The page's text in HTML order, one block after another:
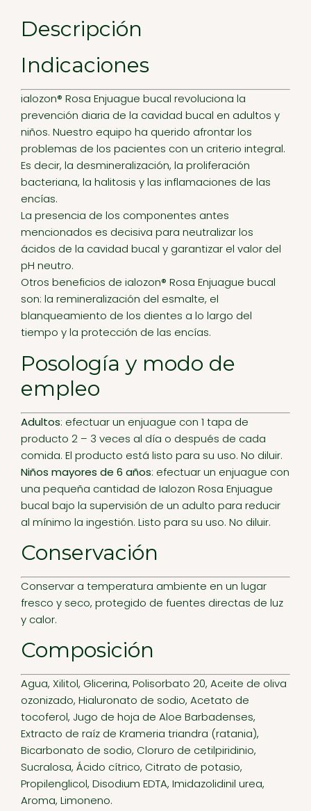
Descripción
Indicaciones
ialozon® Rosa Enjuague bucal revoluciona la
prevención diaria de la cavidad bucal en adultos y
niños. Nuestro equipo ha querido afrontar los
problemas de los pacientes con un criterio integral.
Es decir, la desmineralización, la proliferación
bacteriana, la halitosis y las inflamaciones de las
encías.
La presencia de los componentes antes
mencionados es decisiva para neutralizar los
ácidos de la cavidad bucal y garantizar el valor del
pH neutro.
Otros beneficios de ialozon® Rosa Enjuague bucal
son: la remineralización del esmalte, el
blanqueamiento de los dientes a lo largo del
tiempo y la protección de las encías.
Posología y modo de
empleo
Adultos: efectuar un enjuague con 1 tapa de
producto 2 – 3 veces al día o después de cada
comida. El producto está listo para su uso. No diluir.
Niños mayores de 6 años: efectuar un enjuague con
una pequeña cantidad de Ialozon Rosa Enjuague
bucal bajo la supervisión de un adulto para reducir
al mínimo la ingestión. Listo para su uso. No diluir.
Conservación
Conservar a temperatura ambiente en un lugar
fresco y seco, protegido de fuentes directas de luz
y calor.
Composición
Agua, Xilitol, Glicerina, Polisorbato 20, Aceite de oliva
ozonizado, Hialuronato de sodio, Acetato de
tocoferol, Jugo de hoja de Aloe Barbadenses,
Extracto de raíz de Krameria triandra (ratania),
Bicarbonato de sodio, Cloruro de cetilpiridinio,
Sucralosa, Ácido cítrico, Citrato de potasio,
Propilenglicol, Disodium EDTA, Imidazolidinil urea,
Aroma, Limoneno.